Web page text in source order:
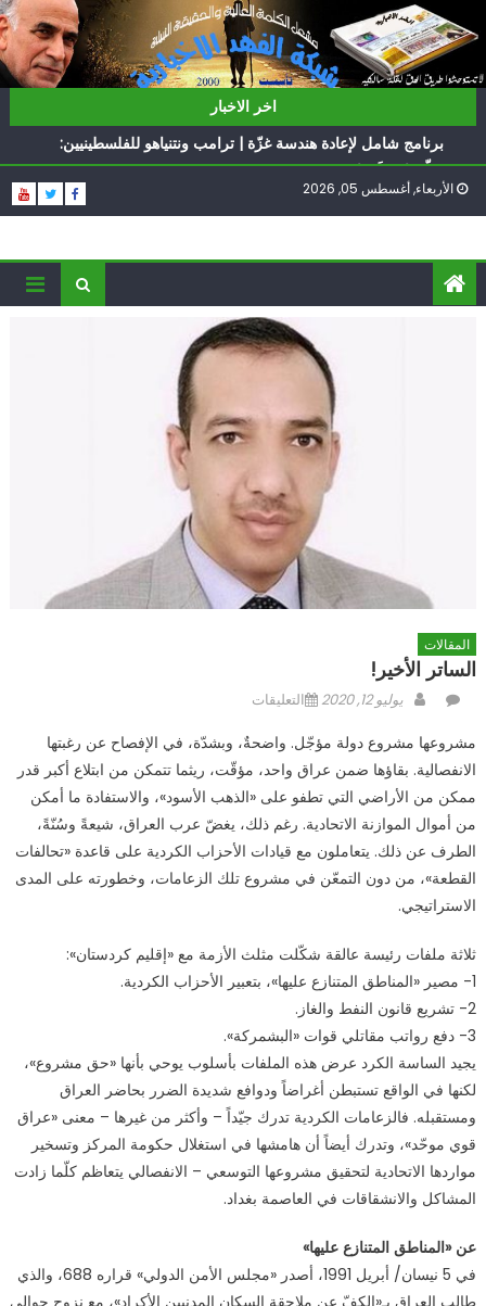
to
content
اخر الاخبار
ناشطة أمريكية يهودية تدعو الدول العربية لوقف التطبيع
أيّ تحدّيات يواجهها حزب الله؟
برنامج شامل لإعادة هندسة غزّة | ترامب ونتنياهو للفلسطينيين:
سلّموا تسلَموا
الغرب يدفن اتفاقاً وُلد ميتاً | إيران تحت العقوبات: جاهزون
ناشطة أمريكية يهودية تدعو الدول العربية لوقف التطبيع
أيّ تحدّيات يواجهها حزب الله؟
الأربعاء, أغسطس 05, 2026
المقالات
الساتر الأخير!
Posted
يوليو 12, 2020Author التعليقاتعلى
الأخير!
مغلقة
مشروعها مشروع دولة مؤجّل. واضحةٌ، وبشدّة، في الإفصاح عن رغبتها
الانفصالية. بقاؤها ضمن عراق واحد، مؤقّت، ريثما تتمكن من ابتلاع أكبر قدر
ممكن من الأراضي التي تطفو على «الذهب الأسود»، والاستفادة ما أمكن
من أموال الموازنة الاتحادية. رغم ذلك، يغضّ عرب العراق، شيعةً وسُنّةً،
الطرف عن ذلك. يتعاملون مع قيادات الأحزاب الكردية على قاعدة «تحالفات
القطعة»، من دون التمعّن في مشروع تلك الزعامات، وخطورته على المدى
الاستراتيجي.
ثلاثة ملفات رئيسة عالقة شكّلت مثلث الأزمة مع «إقليم كردستان»:
1- مصير «المناطق المتنازع عليها»، بتعبير الأحزاب الكردية.
2- تشريع قانون النفط والغاز.
3- دفع رواتب مقاتلي قوات «البشمركة».
يجيد الساسة الكرد عرض هذه الملفات بأسلوب يوحي بأنها «حق مشروع»،
لكنها في الواقع تستبطن أغراضاً ودوافع شديدة الضرر بحاضر العراق
ومستقبله. فالزعامات الكردية تدرك جيّداً – وأكثر من غيرها – معنى «عراق
قوي موحّد»، وتدرك أيضاً أن هامشها في استغلال حكومة المركز وتسخير
مواردها الاتحادية لتحقيق مشروعها التوسعي – الانفصالي يتعاظم كلّما زادت
المشاكل والانشقاقات في العاصمة بغداد.
عن «المناطق المتنازع عليها»
في 5 نيسان/ أبريل 1991، أصدر «مجلس الأمن الدولي» قراره 688، والذي
طالب العراق بـ«الكفّ عن ملاحقة السكان المدنيين الأكراد»، مع نزوح حوالى